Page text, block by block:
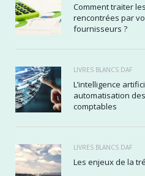
Comment traiter
rencontrées par
fournisseurs ?
LIVRES BLANCS DAF
L’intelligence
automatisation
comptables
LIVRES BLANCS DAF
Les enjeux de la